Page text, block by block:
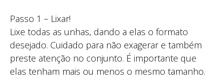
Passo 1 – Lixar!
Lixe todas as unhas, dando a elas o formato
desejado. Cuidado para não exagerar e também
preste atenção no conjunto. É importante que
elas tenham mais ou menos o mesmo tamanho.